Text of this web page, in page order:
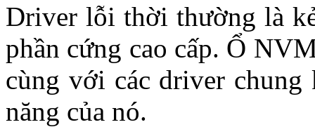
Driver lỗi thời thường là
phần cứng cao cấp. Ổ
cùng với các driver
năng của nó.